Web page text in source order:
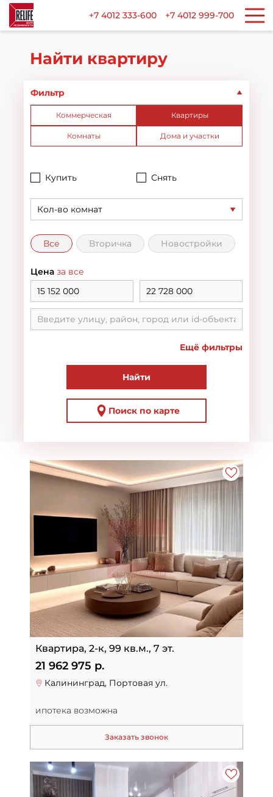
+7 4012 333-600 +7 4012 999-700
Найти квартиру
Фильтр
Коммерческая Квартиры
Комнаты Дома и участки
Купить Снять
Кол-во комнат
Все Вторичка Новостройки
Цена за все
Ещё фильтры
Найти
Поиск по карте
Квартира, 2-к, 99 кв.м., 7 эт.
21 962 975 р.
Калининград, Портовая ул.
ипотека возможна
Заказать звонок